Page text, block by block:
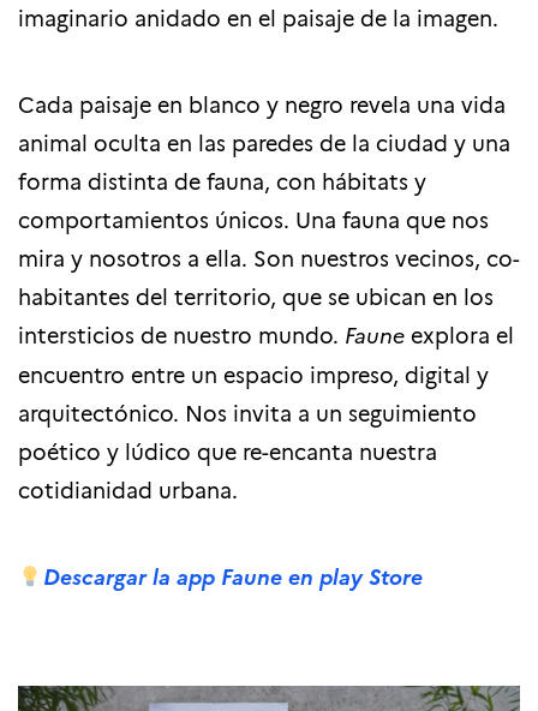
imaginario anidado en el paisaje de la imagen.
Cada paisaje en blanco y negro revela una vida
animal oculta en las paredes de la ciudad y una
forma distinta de fauna, con hábitats y
comportamientos únicos. Una fauna que nos
mira y nosotros a ella. Son nuestros vecinos, co-
habitantes del territorio, que se ubican en los
intersticios de nuestro mundo. Faune explora el
encuentro entre un espacio impreso, digital y
arquitectónico. Nos invita a un seguimiento
poético y lúdico que re-encanta nuestra
cotidianidad urbana.
Descargar la app Faune en play Store